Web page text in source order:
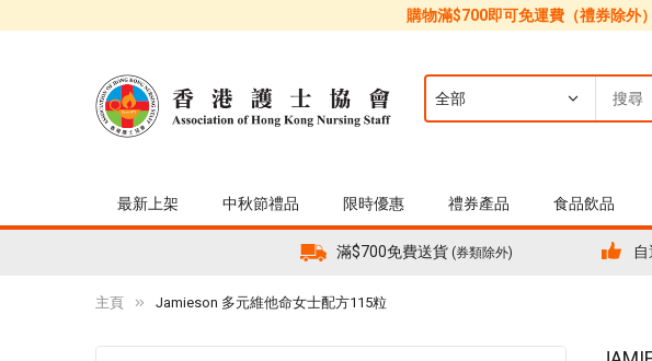
購物滿$700即可免運費（禮券除外
最新上架 中秋節禮品 限時優惠 禮券產品 食品飲品
滿$700免費送貨 (券類除外)
主頁 Jamieson 多元維他命女士配方115粒